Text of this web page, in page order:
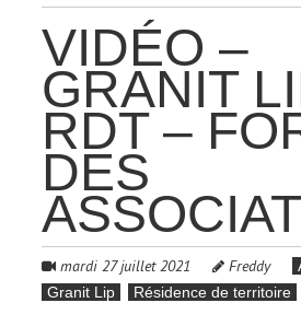
VIDÉO –
GRANIT
RDT –
DES
mardi 27 juillet 2021 Freddy
Granit Lip
Résidence de territoire